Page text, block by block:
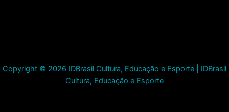
Copyright © 2026 IDBrasil Cultura, Educação e Esporte | IDBrasil
Cultura, Educação e Esporte